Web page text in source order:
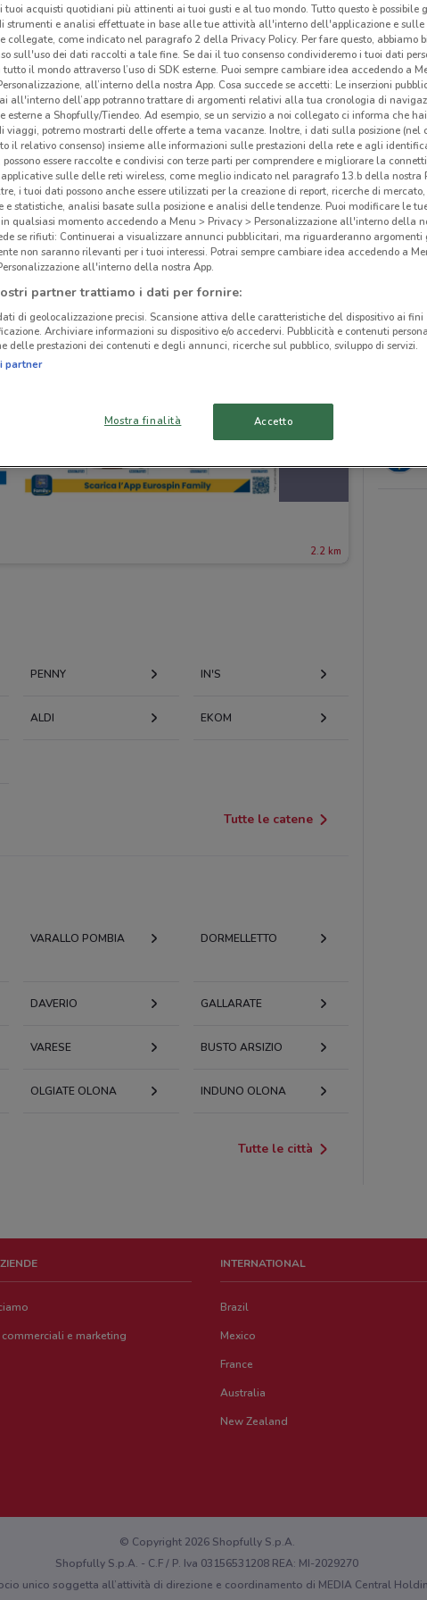
2.2 km
PENNY IN'S
ALDI EKOM
Tutte le catene
VARALLO POMBIA DORMELLETTO
DAVERIO GALLARATE
VARESE BUSTO ARSIZIO
OLGIATE OLONA INDUNO OLONA
Tutte le città
commerciali e marketing
INTERNATIONAL
Brazil
Mexico
France
Australia
New Zealand
© Copyright 2026 Shopfully S.p.A.
Shopfully S.p.A. - C.F / P. Iva 03156531208 REA: MI-2029270
unico soggetta all’attività di direzione e coordinamento di MEDIA Central
tuoi acquisti quotidiani più attinenti ai tuoi gusti e al tuo mondo. Tutto questo è possibile
strumenti e analisi effettuate in base alle tue attività all'interno dell'applicazione e sulle
collegate, come indicato nel paragrafo 2 della Privacy Policy. Per fare questo, abbiamo
sull'uso dei dati raccolti a tale fine. Se dai il tuo consenso condivideremo i tuoi dati
tutto il mondo attraverso l’uso di SDK esterne. Puoi sempre cambiare idea accedendo a
all’interno della nostra App. Cosa succede se accetti: Le inserzioni
all'interno dell’app potranno trattare di argomenti relativi alla tua cronologia di
esterne a Shopfully/Tiendeo. Ad esempio, se un servizio a noi collegato ci informa che
viaggi, potremo mostrarti delle offerte a tema vacanze. Inoltre, i dati sulla posizione (nel
il relativo consenso) insieme alle informazioni sulle prestazioni della rete e agli
possono essere raccolte e condivisi con terze parti per comprendere e migliorare la
applicative sulle delle reti wireless, come meglio indicato nel paragrafo 13.b della nostra
i tuoi dati possono anche essere utilizzati per la creazione di report, ricerche di mercato,
e statistiche, analisi basate sulla posizione e analisi delle tendenze. Puoi modificare le
in qualsiasi momento accedendo a Menu > Privacy > Personalizzazione all'interno della
se rifiuti: Continuerai a visualizzare annunci pubblicitari, ma riguarderanno argomenti
non saranno rilevanti per i tuoi interessi. Potrai sempre cambiare idea accedendo a
all'interno della nostra App.
partner trattiamo i dati per fornire:
di geolocalizzazione precisi. Scansione attiva delle caratteristiche del dispositivo ai fini
Archiviare informazioni su dispositivo e/o accedervi. Pubblicità e contenuti
delle prestazioni dei contenuti e degli annunci, ricerche sul pubblico, sviluppo di servizi.
partner
Mostra finalità Accetto